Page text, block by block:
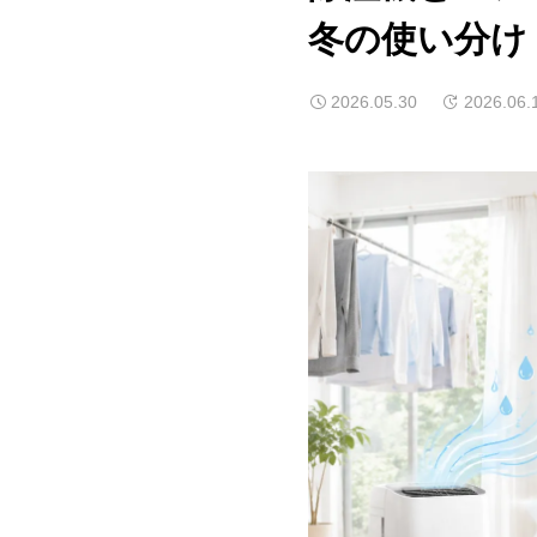
冬の使い分け
2026.05.30